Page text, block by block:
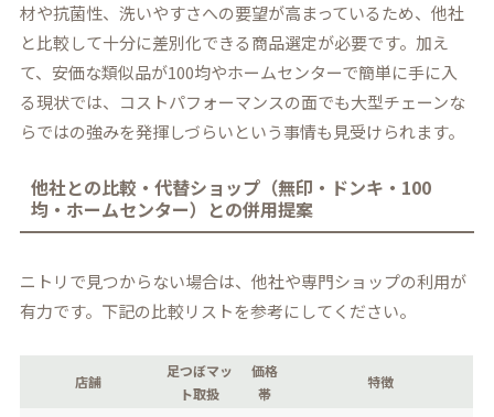
材や抗菌性、洗いやすさへの要望が高まっているため、他社
と比較して十分に差別化できる商品選定が必要です。加え
て、安価な類似品が100均やホームセンターで簡単に手に入
る現状では、コストパフォーマンスの面でも大型チェーンな
らではの強みを発揮しづらいという事情も見受けられます。
他社との比較・代替ショップ（無印・ドンキ・100
均・ホームセンター）との併用提案
ニトリで見つからない場合は、他社や専門ショップの利用が
有力です。下記の比較リストを参考にしてください。
店舗
足つぼマッ
ト取扱
価格
帯
特徴